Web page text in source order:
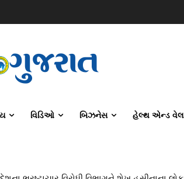
વિડિઓ બિઝનેસ હેલ્થ એન્ડ